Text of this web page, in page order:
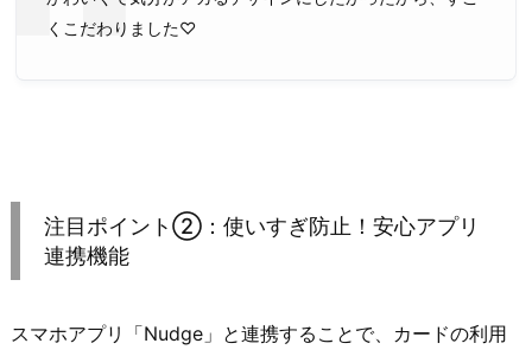
くこだわりました♡
注目ポイント②：使いすぎ防止！安心アプリ
連携機能
スマホアプリ「Nudge」と連携することで、カードの利用